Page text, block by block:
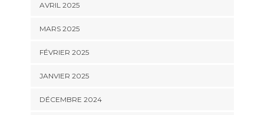
AVRIL 2025
MARS 2025
FÉVRIER 2025
JANVIER 2025
DÉCEMBRE 2024